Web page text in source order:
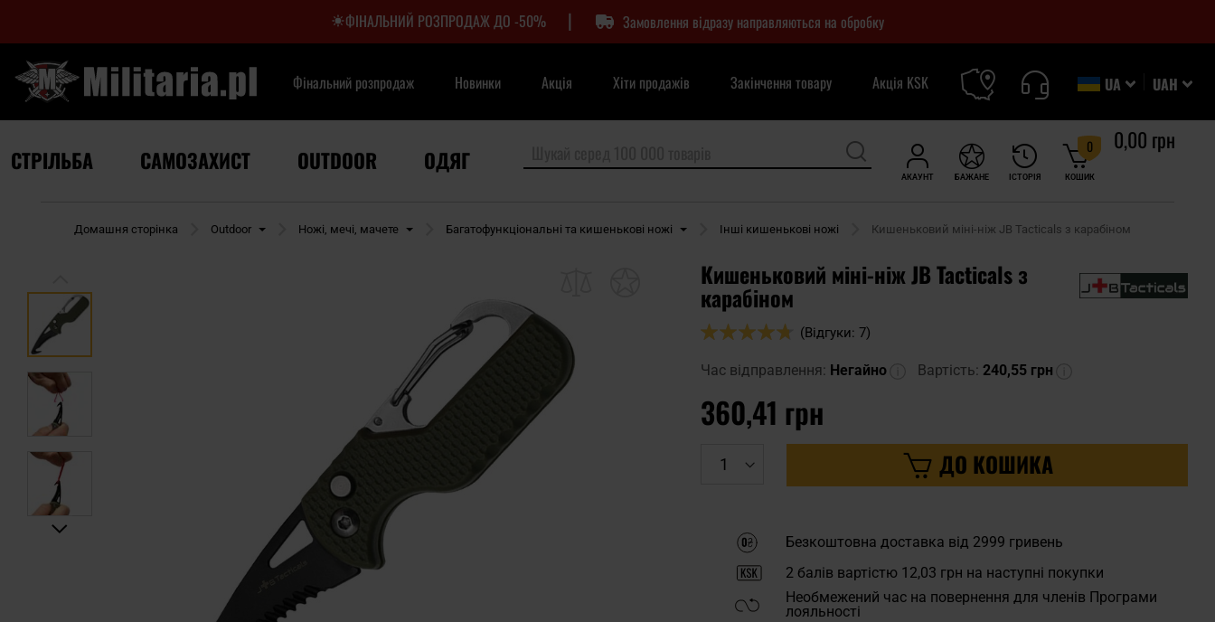
ФІНАЛЬНИЙ РОЗПРОДАЖ ДО -50% | Замовлення відразу направляються на обробку
UAH
UA
Фінальний розпродаж Новинки Акція Хіти продажів Закінчення товару Акція KSK
АКАУНТ ІСТОРІЯ
БАЖАНЕ КОШИК
0 0,00 грн
СТРІЛЬБА САМОЗАХИСТ OUTDOOR ОДЯГ
Домашня сторінка Outdoor Ножі, мечі, мачете Багатофункціональні та кишенькові ножі Інші кишенькові ножі Кишеньковий міні-ніж JB Tacticals з карабіном
Кишеньковий міні-ніж JB Tacticals з
карабіном
Оцінка:
(Відгуки: 7)
Час відправлення: Негайно Вартість: 240,55 грн
360,41 грн
ДО КОШИКА
Безкоштовна доставка від 2999 гривень
2балів вартістю 12,03 грн на наступні покупки
Необмежений час на повернення для членів Програми
лояльності